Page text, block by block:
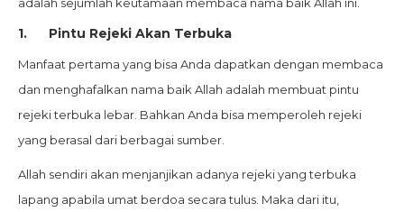
1. Pintu Rejeki Akan Terbuka
Manfaat pertama yang bisa Anda dapatkan dengan membaca
dan menghafalkan nama baik Allah adalah membuat pintu
rejeki terbuka lebar. Bahkan Anda bisa memperoleh rejeki
yang berasal dari berbagai sumber.
Allah sendiri akan menjanjikan adanya rejeki yang terbuka
lapang apabila umat berdoa secara tulus. Maka dari itu,